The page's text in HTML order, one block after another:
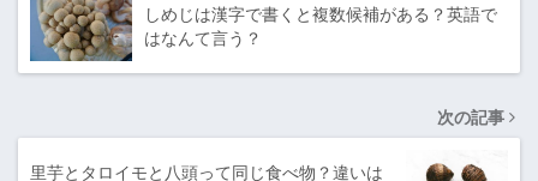
しめじは漢字で書くと複数候補がある？英語で
はなんて言う？
次の記事
里芋とタロイモと八頭って同じ食べ物？違いは